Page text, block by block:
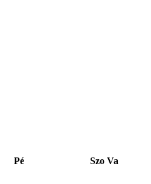
Pé Szo Va